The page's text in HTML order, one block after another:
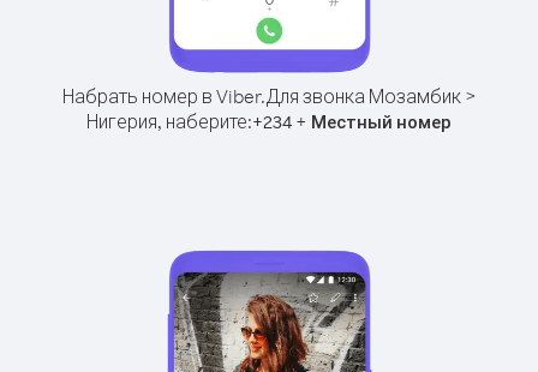
Набрать номер в Viber.Для звонка Мозамбик >
Нигерия, наберите:+234 + Местный номер